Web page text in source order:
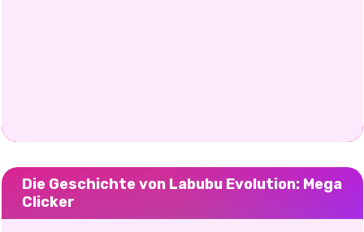
Die Geschichte von Labubu Evolution: Mega
Clicker